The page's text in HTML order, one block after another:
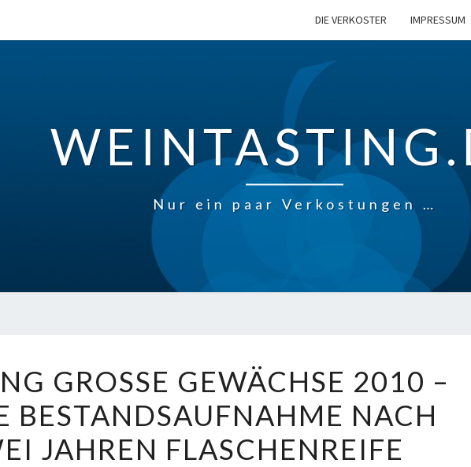
DIE VERKOSTER IMPRESSUM
Nur ein paar Verkostungen …
GROSSE G
EWÄCHSE 2
010 –
E
GROSSE GEWÄCHSE 2010 – E
NACH Z
JAHREN FLASCHENREIFE